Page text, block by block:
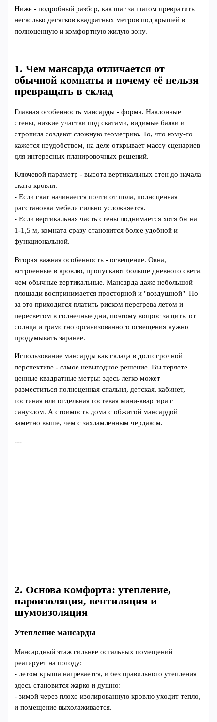
Ниже - подробный разбор, как шаг за шагом превратить
несколько десятков квадратных метров под крышей в
полноценную и комфортную жилую зону.
---
1. Чем мансарда отличается от
обычной комнаты и почему её нельзя
превращать в склад
Главная особенность мансарды - форма. Наклонные
стены, низкие участки под скатами, видимые балки и
стропила создают сложную геометрию. То, что кому-то
кажется неудобством, на деле открывает массу сценариев
для интересных планировочных решений.
Ключевой параметр - высота вертикальных стен до начала
ската кровли.
- Если скат начинается почти от пола, полноценная
расстановка мебели сильно усложняется.
- Если вертикальная часть стены поднимается хотя бы на
1-1,5 м, комната сразу становится более удобной и
функциональной.
Вторая важная особенность - освещение. Окна,
встроенные в кровлю, пропускают больше дневного света,
чем обычные вертикальные. Мансарда даже небольшой
площади воспринимается просторной и "воздушной". Но
за это приходится платить риском перегрева летом и
пересветом в солнечные дни, поэтому вопрос защиты от
солнца и грамотно организованного освещения нужно
продумывать заранее.
Использование мансарды как склада в долгосрочной
перспективе - самое невыгодное решение. Вы теряете
ценные квадратные метры: здесь легко может
разместиться полноценная спальня, детская, кабинет,
гостиная или отдельная гостевая мини-квартира с
санузлом. А стоимость дома с обжитой мансардой
заметно выше, чем с захламленным чердаком.
---
2. Основа комфорта: утепление,
пароизоляция, вентиляция и
шумоизоляция
Утепление мансарды
Мансардный этаж сильнее остальных помещений
реагирует на погоду:
- летом крыша нагревается, и без правильного утепления
здесь становится жарко и душно;
- зимой через плохо изолированную кровлю уходит тепло,
и помещение выхолаживается.